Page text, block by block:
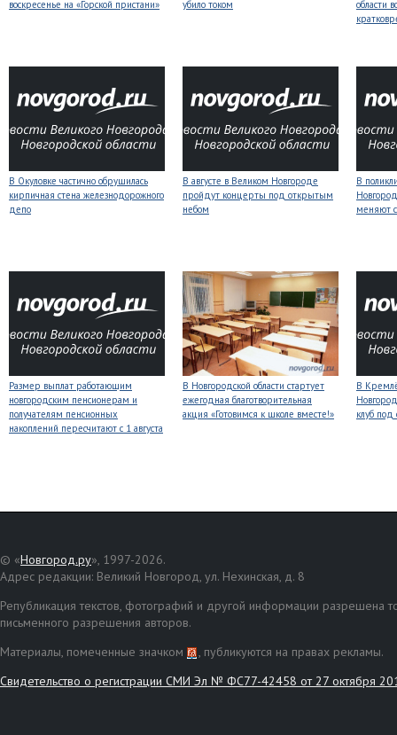
воскресенье на «Горской пристани»
убило током
области
В Окуловке частично обрушилась
кирпичная стена железнодорожного
депо
В августе в Великом Новгороде
пройдут концерты под открытым
небом
В
меняют
Размер выплат работающим
новгородским пенсионерам и
получателям пенсионных
накоплений пересчитают с 1 августа
В Новгородской области стартует
ежегодная благотворительная
акция «Готовимся к школе вместе!»
В
клуб
© «Новгород.ру», 1997-2026.
Адрес редакции: Великий Новгород, ул. Нехинская, д. 8
Републикация текстов, фотографий и другой информации разрешена
письменного разрешения авторов.
Материалы, помеченные значком
, публикуются на правах рекламы.
Свидетельство о регистрации СМИ Эл № ФС77-42458 от 27 октября